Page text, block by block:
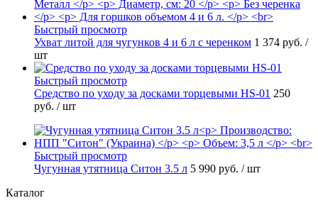
Быстрый просмотр
Ухват литой для чугунков 4 и 6 л с черенком 1 374 руб. /
шт
Быстрый просмотр
Средство по уходу за досками торцевыми HS-01 250
руб. / шт
Быстрый просмотр
Чугунная утятница Ситон 3.5 л 5 990 руб. / шт
Каталог